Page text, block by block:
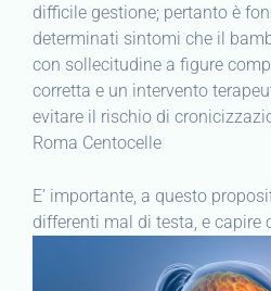
difficile gestione; pertanto è
determinati sintomi che il
con sollecitudine a figure
corretta e un intervento
evitare il rischio di
Roma Centocelle
E’ importante, a questo
differenti mal di testa, e capire